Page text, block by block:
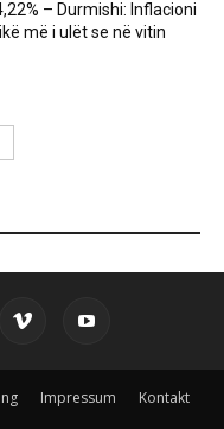
– Durmishi: Inflacioni
më i ulët se në vitin
Impressum Kontakt